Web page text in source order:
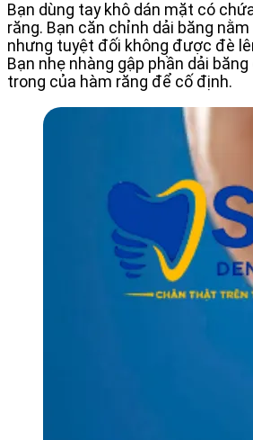
Bạn dùng tay khô dán mặt có
răng. Bạn căn chỉnh dải băng
nhưng tuyệt đối không được đè
Bạn nhẹ nhàng gập phần dải
trong của hàm răng để cố định.